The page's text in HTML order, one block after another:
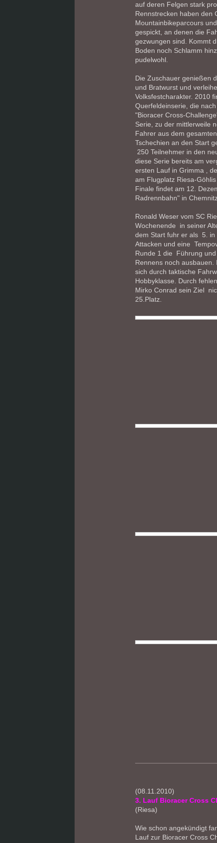
auf deren Felgen stark
Rennstrecken haben den
Mountainbikeparcours
gespickt, an denen die
gezwungen sind. Kommt
Boden noch Schlamm
pudelwohl.
Die Zuschauer genießen
und Bratwurst und
Volksfestcharakter. 2010
Querfeldeinserie, die
"Bioracer Cross-
Serie, zu der mittlerweile
Fahrer aus dem
Tschechien an den Start
250 Teilnehmer in den
diese Serie bereits am
ersten Lauf in Grimma ,
am Flugplatz Riesa-
Finale findet am 12.
Radrennbahn" in
Ronald Weser vom SC
Wochenende in seiner
dem Start fuhr er als 5. in
Attacken und eine
Runde 1 die Führung
Rennens noch
sich durch taktische
Hobbyklasse. Durch
Mirko Conrad sein Ziel
25.Platz.
(08.11.2010)
3. Lauf Bioracer Cross
(Riesa)
Wie schon angekündigt
Lauf zur Bioracer Cross